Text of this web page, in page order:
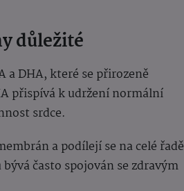
důležité
a DHA, které se přirozeně
přispívá k udržení normální
srdce.
a podílejí se na celé řadě
často spojován se zdravým